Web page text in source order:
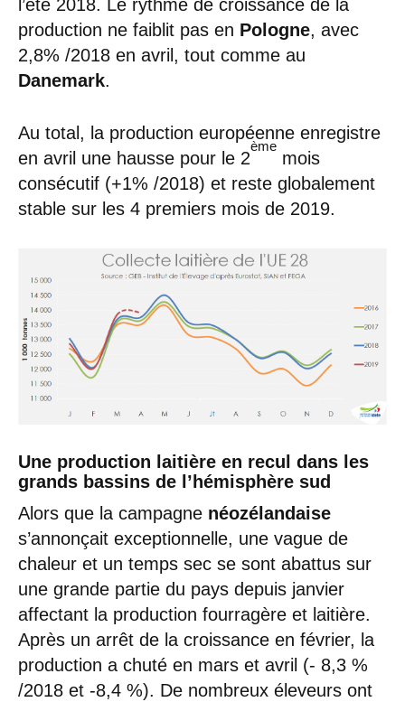
l’été 2018. Le rythme de croissance de la
production ne faiblit pas en Pologne, avec
2,8% /2018 en avril, tout comme au
Danemark.
Au total, la production européenne enregistre
en avril une hausse pour le 2
ème
mois
consécutif (+1% /2018) et reste globalement
stable sur les 4 premiers mois de 2019.
Une production laitière en recul dans les
grands bassins de l’hémisphère sud
Alors que la campagne néozélandaise
s’annonçait exceptionnelle, une vague de
chaleur et un temps sec se sont abattus sur
une grande partie du pays depuis janvier
affectant la production fourragère et laitière.
Après un arrêt de la croissance en février, la
production a chuté en mars et avril (- 8,3 %
/2018 et -8,4 %). De nombreux éleveurs ont